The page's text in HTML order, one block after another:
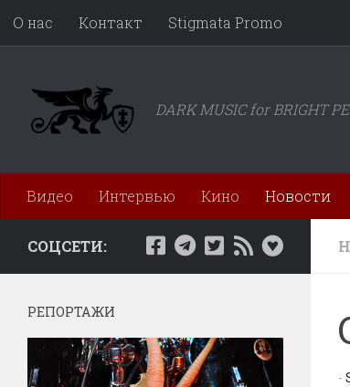
Перейти к содержимому
О нас Контакт Stigmata Promo
DARK MUSIC for BRIGHT
Видео Интервью Кино Новости
-
СОЦСЕТИ:
РЕПОРТАЖИ